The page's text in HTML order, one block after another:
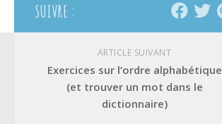
SUIVRE :
ARTICLE SUIVANT
Exercices sur l’ordre alphabétique
(et trouver un mot dans le
dictionnaire)